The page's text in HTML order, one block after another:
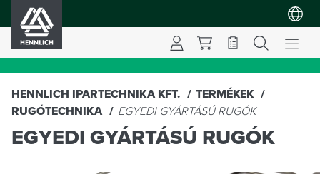
HENNLICH IPARTECHNIKA KFT.
TERMÉKEK
RUGÓTECHNIKA
EGYEDI GYÁRTÁSÚ RUGÓK
EGYEDI GYÁRTÁSÚ RUGÓK